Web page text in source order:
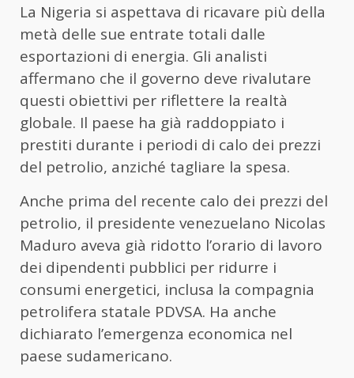
La Nigeria si aspettava di ricavare più della
metà delle sue entrate totali dalle
esportazioni di energia. Gli analisti
affermano che il governo deve rivalutare
questi obiettivi per riflettere la realtà
globale. Il paese ha già raddoppiato i
prestiti durante i periodi di calo dei prezzi
del petrolio, anziché tagliare la spesa.
Anche prima del recente calo dei prezzi del
petrolio, il presidente venezuelano Nicolas
Maduro aveva già ridotto l’orario di lavoro
dei dipendenti pubblici per ridurre i
consumi energetici, inclusa la compagnia
petrolifera statale PDVSA. Ha anche
dichiarato l’emergenza economica nel
paese sudamericano.